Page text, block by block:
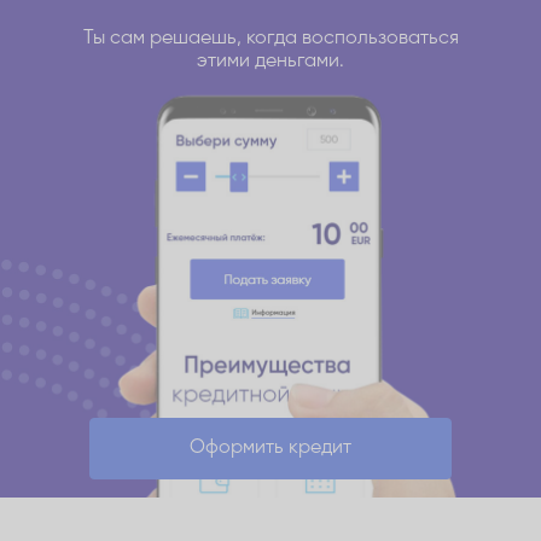
Ты сам решаешь, когда воспользоваться
этими деньгами.
Оформить кредит